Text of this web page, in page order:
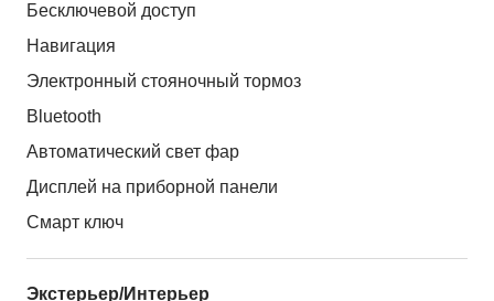
Бесключевой доступ
Навигация
Электронный стояночный тормоз
Bluetooth
Автоматический свет фар
Дисплей на приборной панели
Смарт ключ
Экстерьер/Интерьер